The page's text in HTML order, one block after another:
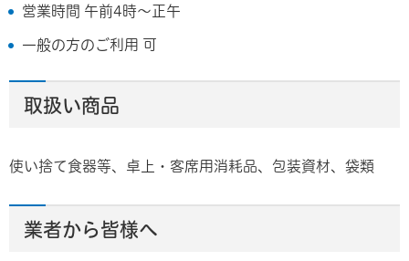
営業時間 午前4時～正午
一般の方のご利用 可
取扱い商品
使い捨て食器等、卓上・客席用消耗品、包装資材、袋類
業者から皆様へ